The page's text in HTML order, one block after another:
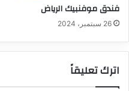
فندق موفنبيك الرياض
26 سبتمبر، 2024
اترك تعليقاً